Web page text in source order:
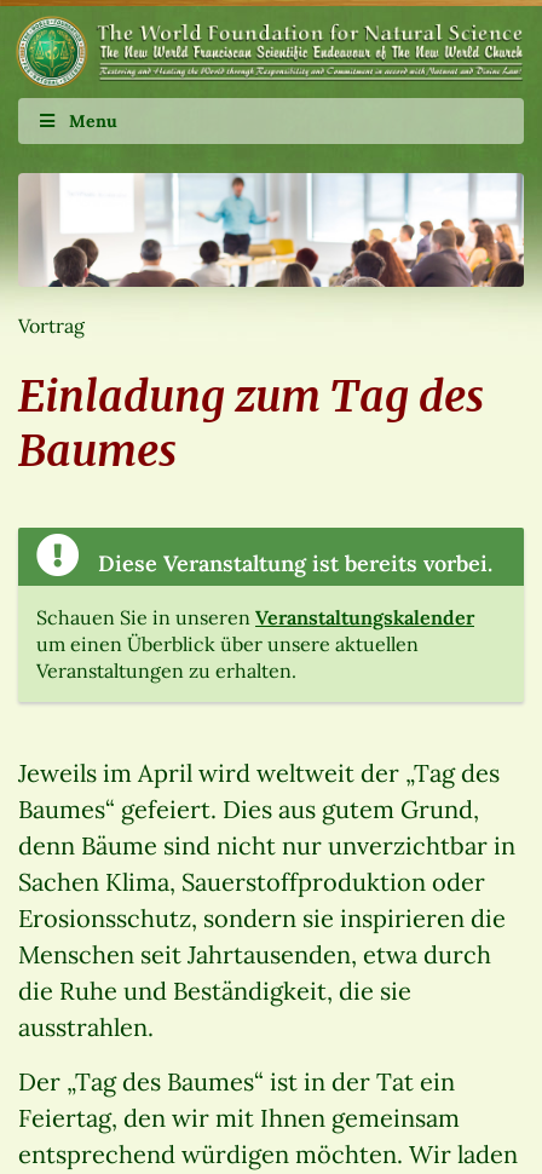
Menu
Vortrag
Einladung zum Tag des
Baumes
Diese Veranstaltung ist bereits vorbei.
Schauen Sie in unseren Veranstaltungskalender
um einen Überblick über unsere aktuellen
Veranstaltungen zu erhalten.
Jeweils im April wird weltweit der „Tag des
Baumes“ gefeiert. Dies aus gutem Grund,
denn Bäume sind nicht nur unverzichtbar in
Sachen Klima, Sauerstoffproduktion oder
Erosionsschutz, sondern sie inspirieren die
Menschen seit Jahrtausenden, etwa durch
die Ruhe und Beständigkeit, die sie
ausstrahlen.
Der „Tag des Baumes“ ist in der Tat ein
Feiertag, den wir mit Ihnen gemeinsam
entsprechend würdigen möchten. Wir laden